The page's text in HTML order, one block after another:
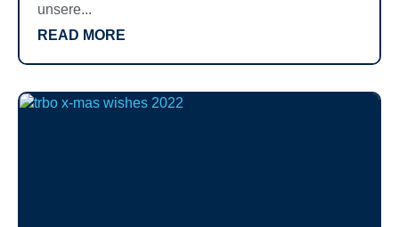
unsere...
READ MORE